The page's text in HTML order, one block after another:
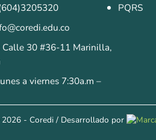
Calle 30 #36-11 Marinilla,
a viernes 7:30a.m –
PQRS
- Coredi / Desarrollado por